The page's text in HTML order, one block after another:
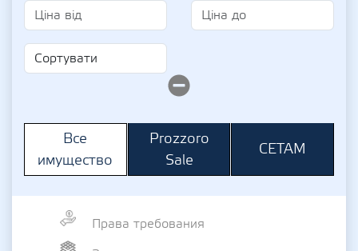
Все
имущество
Prozzoro
Sale
СЕТАМ
Права требования